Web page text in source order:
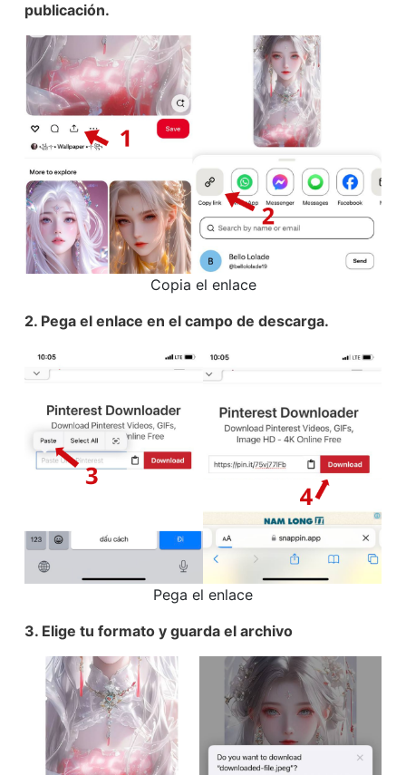
publicación.
Copia el enlace
2. Pega el enlace en el campo de descarga.
Pega el enlace
3. Elige tu formato y guarda el archivo